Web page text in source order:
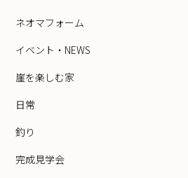
ネオマフォーム
イベント・NEWS
崖を楽しむ家
日常
釣り
完成見学会